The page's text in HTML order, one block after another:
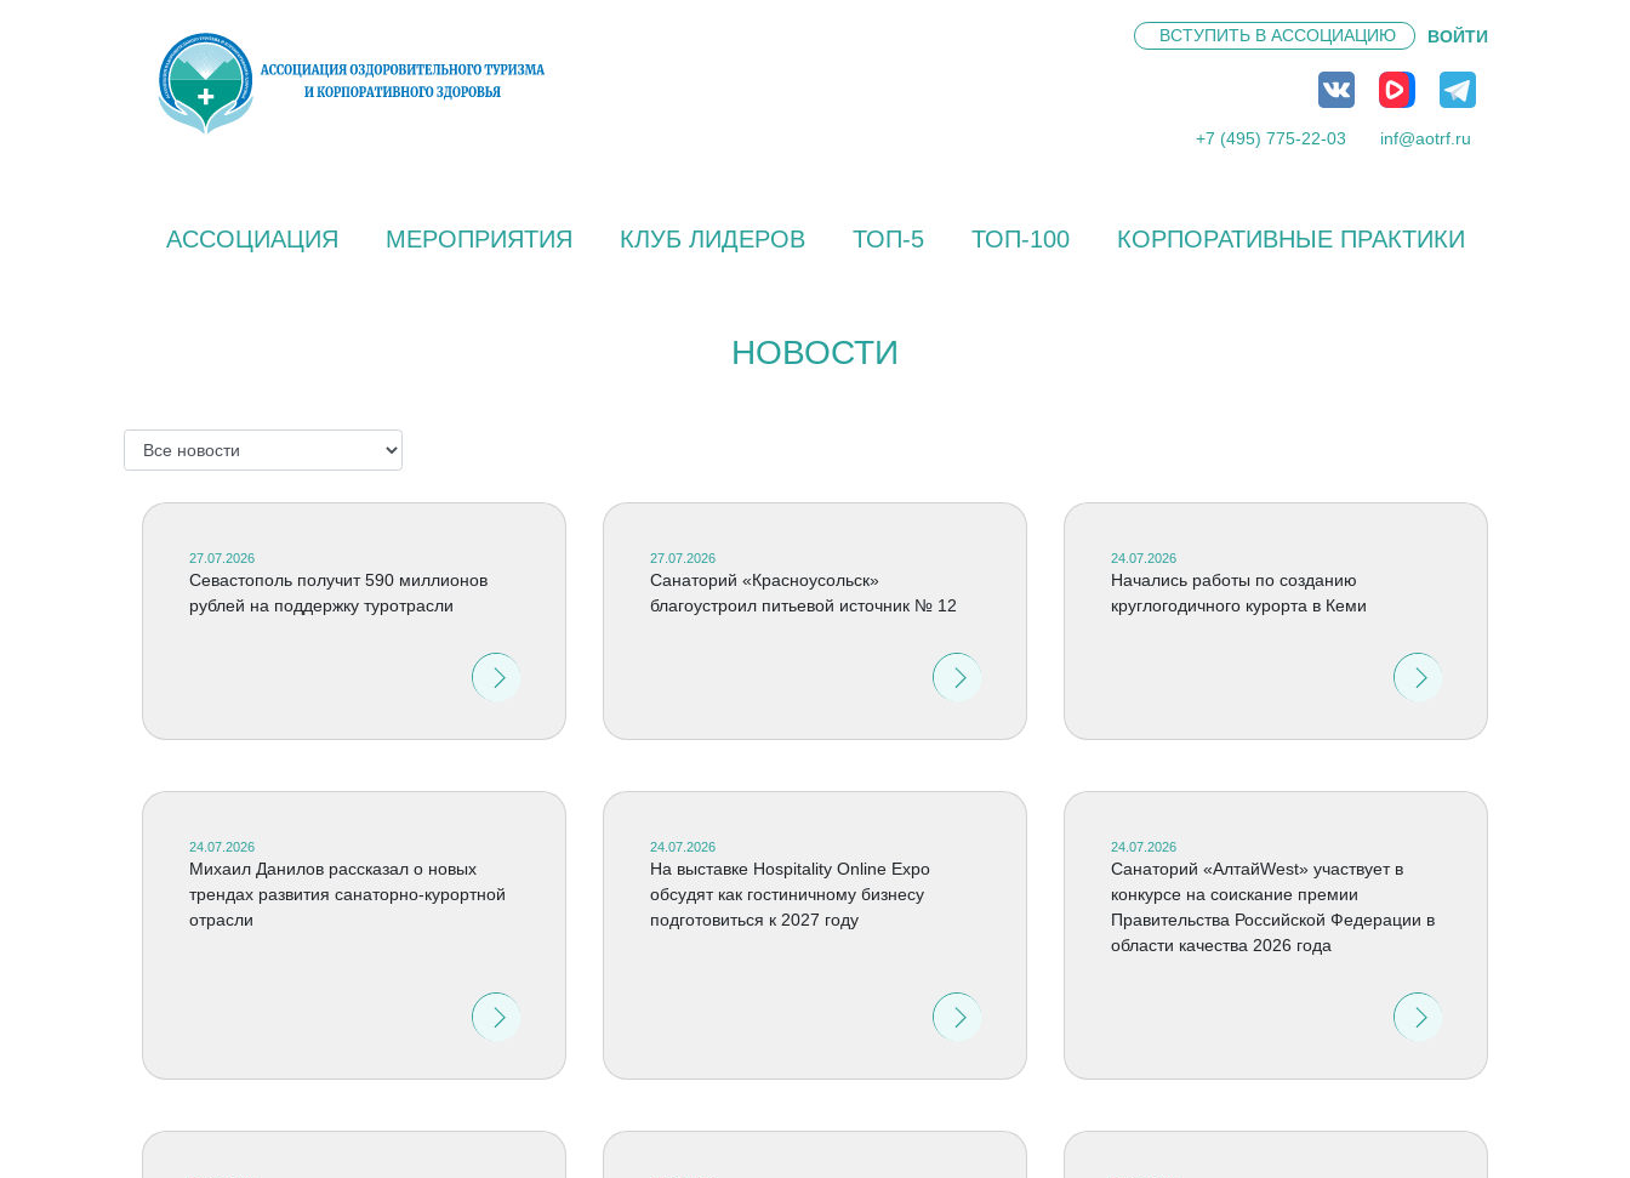
ВСТУПИТЬ В АССОЦИАЦИЮ ВОЙТИ
+7 (495) 775-22-03 inf@aotrf.ru
АССОЦИАЦИЯ МЕРОПРИЯТИЯ КЛУБ ЛИДЕРОВ ТОП-5 ТОП-100 КОРПОРАТИВНЫЕ ПРАКТИКИ
НОВОСТИ
27.07.2026
Севастополь получит 590 миллионов
рублей на поддержку туротрасли
27.07.2026
Санаторий «Красноусольск»
благоустроил питьевой источник № 12
24.07.2026
Начались работы по созданию
круглогодичного курорта в Кеми
24.07.2026
Михаил Данилов рассказал о новых
трендах развития санаторно-курортной
отрасли
24.07.2026
На выставке Hospitality Online Expo
обсудят как гостиничному бизнесу
подготовиться к 2027 году
24.07.2026
Санаторий «АлтайWest» участвует в
конкурсе на соискание премии
Правительства Российской Федерации в
области качества 2026 года